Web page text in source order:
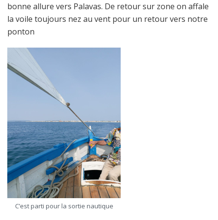
bonne allure vers Palavas. De retour sur zone on affale
la voile toujours nez au vent pour un retour vers notre
ponton
C’est parti pour la sortie nautique